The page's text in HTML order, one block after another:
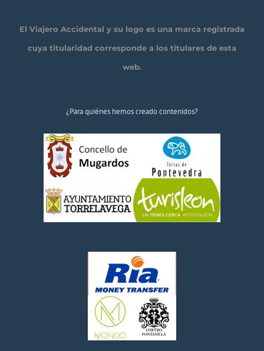
El Viajero Accidental y su logo es una marca registrada
cuya titularidad corresponde a los titulares de esta
web.
¿Para quiénes hemos creado contenidos?